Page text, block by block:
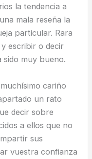
la tendencia a
mala reseña la
particular. Rara
escribir o decir
sido muy bueno.
cariño
un rato
decir sobre
a ellos que no
sus
vuestra confianza